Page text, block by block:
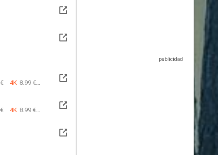
4K 8.99 €
4K 8.99 €